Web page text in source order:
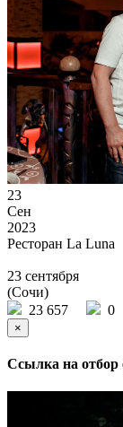
23
Сен
2023
Ресторан La Luna
23 сентября
(Сочи)
23 657
×
Ссылка на отбор